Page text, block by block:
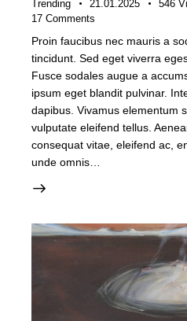
Trending 21.01.2025 546
17 Comments
Proin faucibus nec mauris a
tincidunt. Sed eget viverra
Fusce sodales augue a
ipsum eget blandit pulvinar.
dapibus. Vivamus elementum
vulputate eleifend tellus.
consequat vitae, eleifend ac,
unde omnis…